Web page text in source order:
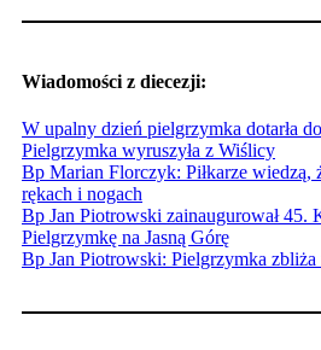
Wiadomości z diecezji:
W upalny dzień pielgrzymka dotarła
Pielgrzymka wyruszyła z Wiślicy
Bp Marian Florczyk: Piłkarze wiedzą,
rękach i nogach
Bp Jan Piotrowski zainaugurował 45.
Pielgrzymkę na Jasną Górę
Bp Jan Piotrowski: Pielgrzymka zbliża